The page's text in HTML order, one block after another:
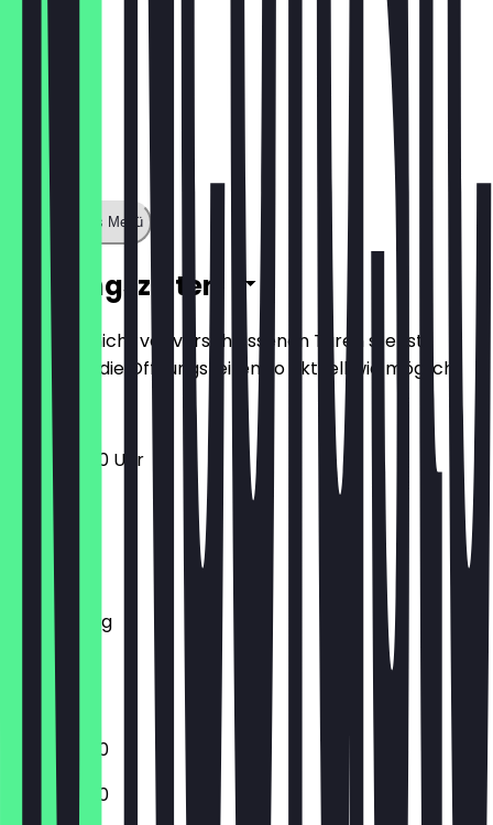
Zeige ganzes Menü
Öffnungszeiten
Damit du nicht vor verschlossenen Türen stehst,
halten wir die Öffnungszeiten so aktuell wie möglich.
11:00 - 23:00 Uhr
Montag
Dienstag
Mittwoch
Donnerstag
Freitag
Samstag
Sonntag
11:00 - 23:00
11:00 - 23:00